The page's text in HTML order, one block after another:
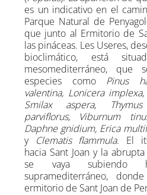
es un indicativo en el
Parque Natural de
que junto al Ermitorio de
las pináceas. Les Useres,
bioclimático, está
mesomediterráneo, que
especies como Pinus
valentina, Lonicera
Smilax aspera,
parviflorus, Viburnum
Daphne gnidium, Erica
yClematis flammula. El
hacia Sant Joan y la
se vaya subiendo
supramediterráneo,
ermitorio de Sant Joan de